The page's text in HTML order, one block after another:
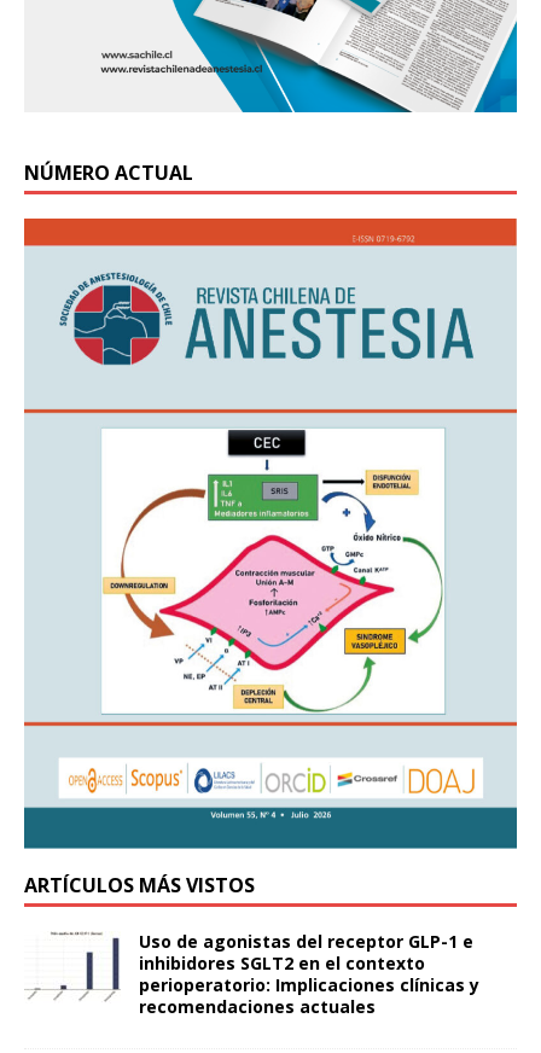
NÚMERO ACTUAL
ARTÍCULOS MÁS VISTOS
Uso de agonistas del receptor GLP-1 e
inhibidores SGLT2 en el contexto
perioperatorio: Implicaciones clínicas y
recomendaciones actuales